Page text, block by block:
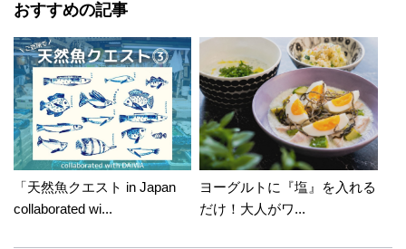
おすすめの記事
「天然魚クエスト in Japan
collaborated wi...
ヨーグルトに『塩』を入れる
だけ！大人がワ...